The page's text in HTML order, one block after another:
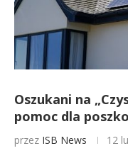
Oszukani na
pomoc dla
przez ISB News 12